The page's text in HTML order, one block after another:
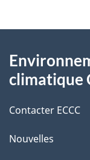
l
s
d
e
l
o
t
r
r
t
propos
ce
site
climatique
Contacter ECCC
Nouvelles